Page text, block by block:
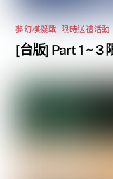
夢幻模擬戰 限時送禮活動
[台版] Part 1 ~ 3